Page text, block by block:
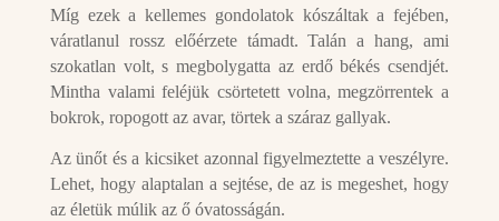
Míg ezek a kellemes gondolatok kószáltak a fejében,
váratlanul rossz előérzete támadt. Talán a hang, ami
szokatlan volt, s megbolygatta az erdő békés csendjét.
Mintha valami feléjük csörtetett volna, megzörrentek a
bokrok, ropogott az avar, törtek a száraz gallyak.
Az ünőt és a kicsiket azonnal figyelmeztette a veszélyre.
Lehet, hogy alaptalan a sejtése, de az is megeshet, hogy
az életük múlik az ő óvatosságán.